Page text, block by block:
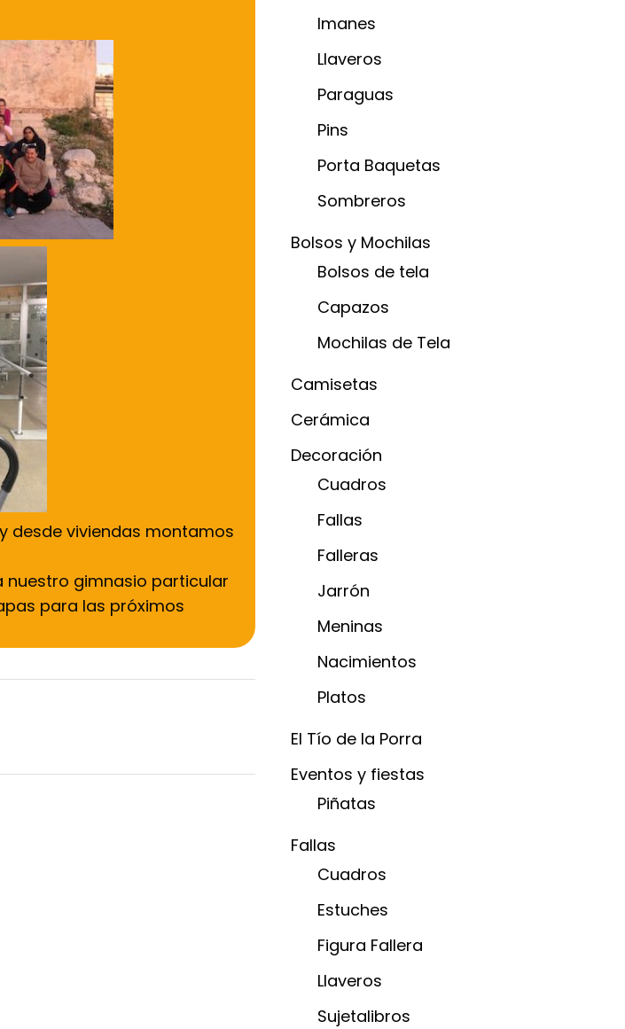
desde viviendas montamos
nuestro gimnasio particular
para las próximos
Imanes
Llaveros
Paraguas
Pins
Porta Baquetas
Sombreros
Bolsos y Mochilas
Bolsos de tela
Capazos
Mochilas de Tela
Camisetas
Cerámica
Decoración
Cuadros
Fallas
Falleras
Jarrón
Meninas
Nacimientos
Platos
El Tío de la Porra
Eventos y fiestas
Piñatas
Fallas
Cuadros
Estuches
Figura Fallera
Llaveros
Sujetalibros